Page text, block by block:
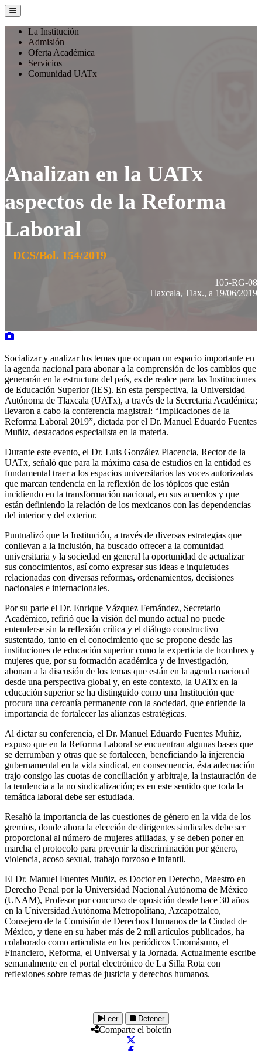
La Institución
Admisión
Oferta Académica
Servicios
Comunidad UATx
Analizan en la UATx
aspectos de la Reforma
Laboral
DCS/Bol. 154/2019
105-RG-08
Tlaxcala, Tlax., a 19/06/2019
Socializar y analizar los temas que ocupan un espacio importante en
la agenda nacional para abonar a la comprensión de los cambios que
generarán en la estructura del país, es de realce para las Instituciones
de Educación Superior (IES). En esta perspectiva, la Universidad
Autónoma de Tlaxcala (UATx), a través de la Secretaria Académica;
llevaron a cabo la conferencia magistral: “Implicaciones de la
Reforma Laboral 2019”, dictada por el Dr. Manuel Eduardo Fuentes
Muñiz, destacados especialista en la materia.
Durante este evento, el Dr. Luis González Placencia, Rector de la
UATx, señaló que para la máxima casa de estudios en la entidad es
fundamental traer a los espacios universitarios las voces autorizadas
que marcan tendencia en la reflexión de los tópicos que están
incidiendo en la transformación nacional, en sus acuerdos y que
están definiendo la relación de los mexicanos con las dependencias
del interior y del exterior.
Puntualizó que la Institución, a través de diversas estrategias que
conllevan a la inclusión, ha buscado ofrecer a la comunidad
universitaria y la sociedad en general la oportunidad de actualizar
sus conocimientos, así como expresar sus ideas e inquietudes
relacionadas con diversas reformas, ordenamientos, decisiones
nacionales e internacionales.
Por su parte el Dr. Enrique Vázquez Fernández, Secretario
Académico, refirió que la visión del mundo actual no puede
entenderse sin la reflexión crítica y el diálogo constructivo
sustentado, tanto en el conocimiento que se propone desde las
instituciones de educación superior como la experticia de hombres y
mujeres que, por su formación académica y de investigación,
abonan a la discusión de los temas que están en la agenda nacional
desde una perspectiva global y, en este contexto, la UATx en la
educación superior se ha distinguido como una Institución que
procura una cercanía permanente con la sociedad, que entiende la
importancia de fortalecer las alianzas estratégicas.
Al dictar su conferencia, el Dr. Manuel Eduardo Fuentes Muñiz,
expuso que en la Reforma Laboral se encuentran algunas bases que
se derrumban y otras que se fortalecen, beneficiando la injerencia
gubernamental en la vida sindical, en consecuencia, ésta adecuación
trajo consigo las cuotas de conciliación y arbitraje, la instauración de
la tendencia a la no sindicalización; es en este sentido que toda la
temática laboral debe ser estudiada.
Resaltó la importancia de las cuestiones de género en la vida de los
gremios, donde ahora la elección de dirigentes sindicales debe ser
proporcional al número de mujeres afiliadas, y se deben poner en
marcha el protocolo para prevenir la discriminación por género,
violencia, acoso sexual, trabajo forzoso e infantil.
El Dr. Manuel Fuentes Muñiz, es Doctor en Derecho, Maestro en
Derecho Penal por la Universidad Nacional Autónoma de México
(UNAM), Profesor por concurso de oposición desde hace 30 años
en la Universidad Autónoma Metropolitana, Azcapotzalco,
Consejero de la Comisión de Derechos Humanos de la Ciudad de
México, y tiene en su haber más de 2 mil artículos publicados, ha
colaborado como articulista en los periódicos Unomásuno, el
Financiero, Reforma, el Universal y la Jornada. Actualmente escribe
semanalmente en el portal electrónico de La Silla Rota con
reflexiones sobre temas de justicia y derechos humanos.
Leer Detener
Comparte el boletín